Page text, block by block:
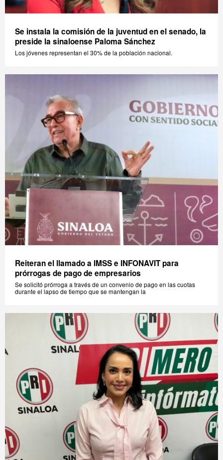
Se instala la comisión de la juventud en el senado, la
preside la sinaloense Paloma Sánchez
Los jóvenes representan el 30% de la población nacional.
Reiteran el llamado a IMSS e INFONAVIT para
prórrogas de pago de empresarios
Se solicitó prórroga a través de un convenio de pago en las cuotas
durante el lapso de tiempo que se mantengan la